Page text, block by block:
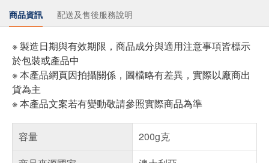
商品資訊 配送及售後服務說明
※ 製造日期與有效期限，商品成分與適用注意事項皆標示
於包裝或產品中
※ 本產品網頁因拍攝關係，圖檔略有差異，實際以廠商出
貨為主
※ 本產品文案若有變動敬請參照實際商品為準
容量
200g克